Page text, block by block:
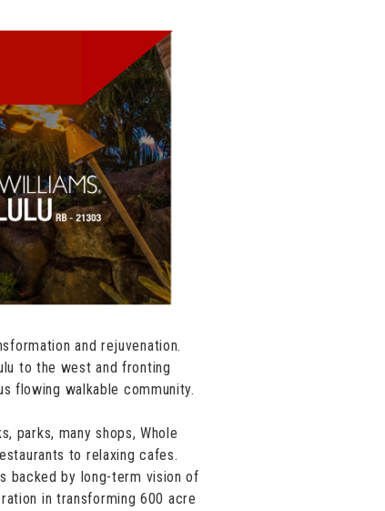
and rejuvenation.
to the west and fronting
flowing walkable community.
parks, many shops, Whole
to relaxing cafes.
backed by long-term vision of
in transforming 600 acre